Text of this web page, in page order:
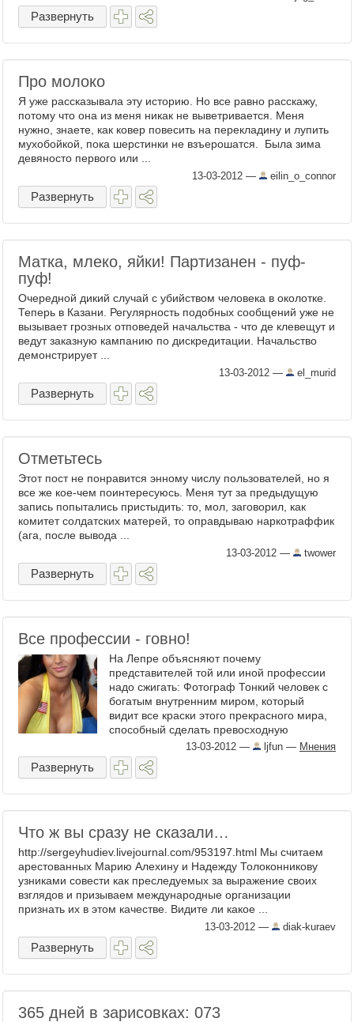
Развернуть
Про молоко
Я уже рассказывала эту историю. Но все равно расскажу,
потому что она из меня никак не выветривается. Меня
нужно, знаете, как ковер повесить на перекладину и лупить
мухобойкой, пока шерстинки не взъерошатся. Была зима
девяносто первого или ...
13-03-2012 — eilin_o_connor
Развернуть
Матка, млеко, яйки! Партизанен - пуф-
пуф!
Очередной дикий случай с убийством человека в околотке.
Теперь в Казани. Регулярность подобных сообщений уже не
вызывает грозных отповедей начальства - что де клевещут и
ведут заказную кампанию по дискредитации. Начальство
демонстрирует ...
13-03-2012 — el_murid
Развернуть
Отметьтесь
Этот пост не понравится энному числу пользователей, но я
все же кое-чем поинтересуюсь. Меня тут за предыдущую
запись попытались пристыдить: то, мол, заговорил, как
комитет солдатских матерей, то оправдываю наркотраффик
(ага, после вывода ...
13-03-2012 — twower
Развернуть
Все профессии - говно!
На Лепре объясняют почему
представителей той или иной профессии
надо сжигать: Фотограф Тонкий человек с
богатым внутренним миром, который
видит все краски этого прекрасного мира,
способный сделать превосходную
композицию даже из куска… ...
13-03-2012 — ljfun — Мнения
Развернуть
Что ж вы сразу не сказали…
http://sergeyhudiev.livejournal.com/953197.html Мы считаем
арестованных Марию Алехину и Надежду Толоконникову
узниками совести как преследуемых за выражение своих
взглядов и призываем международные организации
признать их в этом качестве. Видите ли какое ...
13-03-2012 — diak-kuraev
Развернуть
365 дней в зарисовках: 073